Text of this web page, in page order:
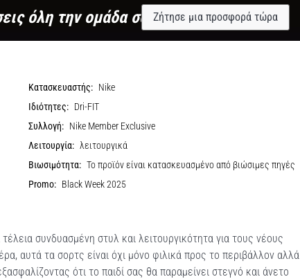
όλη την ομάδα σου;Ζήτησε μια προσφορά τώρα
Κατασκευαστής: Nike
Ιδιότητες: Dri-FIT
Συλλογή: Nike Member Exclusive
Λειτουργία: λειτουργικά
Βιωσιμότητα: Το προϊόν είναι κατασκευασμένο από βιώσιμες πηγές
Promo: Black Week 2025
συνδυασμένη στυλ και λειτουργικότητα για τους νέους
αυτά τα σορτς είναι όχι μόνο φιλικά προς το περιβάλλον αλλά
ότι το παιδί σας θα παραμείνει στεγνό και άνετο